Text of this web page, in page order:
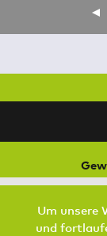
Um unsere
und